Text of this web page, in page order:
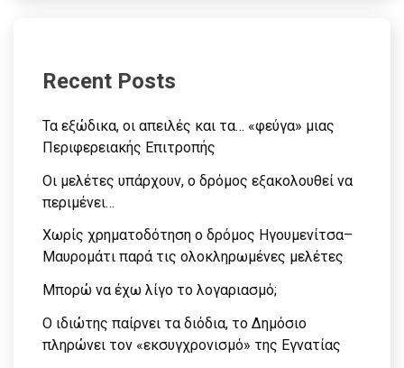
Recent Posts
Τα εξώδικα, οι απειλές και τα… «φεύγα» μιας
Περιφερειακής Επιτροπής
Οι μελέτες υπάρχουν, ο δρόμος εξακολουθεί να
περιμένει…
Χωρίς χρηματοδότηση ο δρόμος Ηγουμενίτσα–
Μαυρομάτι παρά τις ολοκληρωμένες μελέτες
Μπορώ να έχω λίγο το λογαριασμό;
Ο ιδιώτης παίρνει τα διόδια, το Δημόσιο
πληρώνει τον «εκσυγχρονισμό» της Εγνατίας